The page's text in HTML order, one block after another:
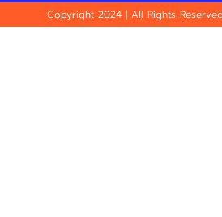
Copyright 2024 | All Rights